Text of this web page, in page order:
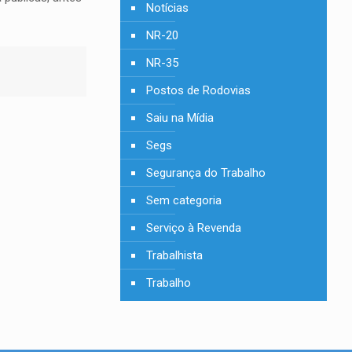
Notícias
NR-20
NR-35
Postos de Rodovias
Saiu na Mídia
Segs
Segurança do Trabalho
Sem categoria
Serviço à Revenda
Trabalhista
Trabalho